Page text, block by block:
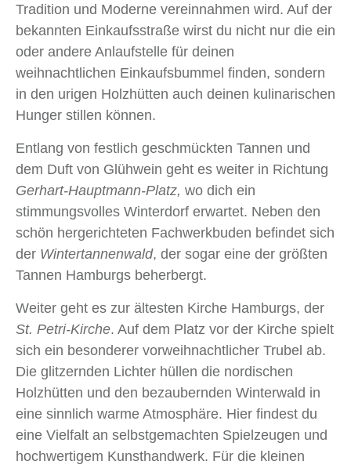
Tradition und Moderne vereinnahmen wird. Auf der
bekannten Einkaufsstraße wirst du nicht nur die ein
oder andere Anlaufstelle für deinen
weihnachtlichen Einkaufsbummel finden, sondern
in den urigen Holzhütten auch deinen kulinarischen
Hunger stillen können.
Entlang von festlich geschmückten Tannen und
dem Duft von Glühwein geht es weiter in Richtung
Gerhart-Hauptmann-Platz, wo dich ein
stimmungsvolles Winterdorf erwartet. Neben den
schön hergerichteten Fachwerkbuden befindet sich
der Wintertannenwald, der sogar eine der größten
Tannen Hamburgs beherbergt.
Weiter geht es zur ältesten Kirche Hamburgs, der
St. Petri-Kirche. Auf dem Platz vor der Kirche spielt
sich ein besonderer vorweihnachtlicher Trubel ab.
Die glitzernden Lichter hüllen die nordischen
Holzhütten und den bezaubernden Winterwald in
eine sinnlich warme Atmosphäre. Hier findest du
eine Vielfalt an selbstgemachten Spielzeugen und
hochwertigem Kunsthandwerk. Für die kleinen